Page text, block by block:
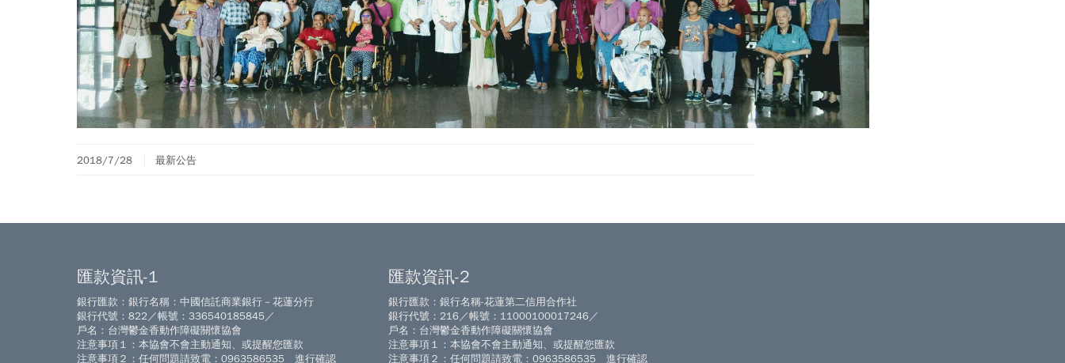
2018/7/28 最新公告
匯款資訊-1
銀行匯款：銀行名稱：中國信託商業銀行－花蓮分行
銀行代號：822／帳號：336540185845／
戶名：台灣鬱金香動作障礙關懷協會
注意事項１：本協會不會主動通知、或提醒您匯款
注意事項２：任何問題請致電：0963586535 進行確認
匯款資訊-2
銀行匯款：銀行名稱-花蓮第二信用合作社
銀行代號：216／帳號：11000100017246／
戶名：台灣鬱金香動作障礙關懷協會
注意事項１：本協會不會主動通知、或提醒您匯款
注意事項２：任何問題請致電：0963586535 進行確認